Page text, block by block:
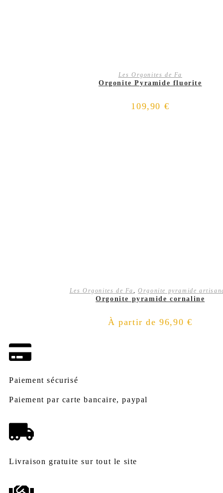
AJOUTER AU PANIER
Les Orgonites de Fa
Orgonite Pyramide fluorite
109,90 €
CHOIX DES OPTIONS
Les Orgonites de Fa ,Orgonite pyramide
Orgonite pyramide cornaline
À partir de96,90 €
Paiement sécurisé
Paiement par carte bancaire, paypal
Livraison gratuite sur tout le site